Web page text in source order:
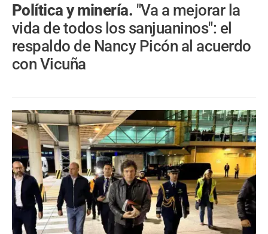
Política y minería. "Va a mejorar la
vida de todos los sanjuaninos": el
respaldo de Nancy Picón al acuerdo
con Vicuña